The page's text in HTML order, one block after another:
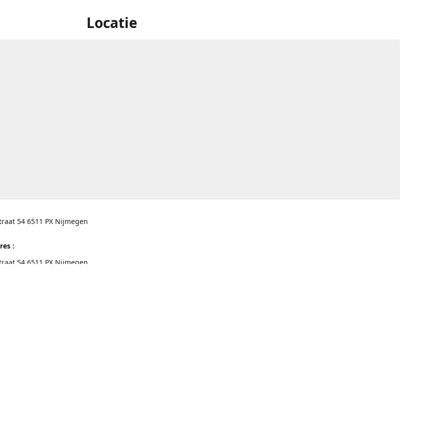
Locatie
54 6511 PX Nijmegen
:
54 6511 PX Nijmegen